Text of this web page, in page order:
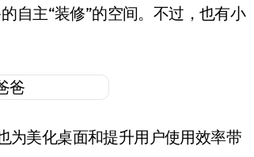
自主“装修”的空间。不过，也有小
为美化桌面和提升用户使用效率带